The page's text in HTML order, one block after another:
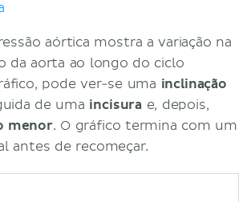
aórtica mostra a variação na
da aorta ao longo do ciclo
pode ver-se uma inclinação
de uma incisura e, depois,
menor. O gráfico termina com um
antes de recomeçar.